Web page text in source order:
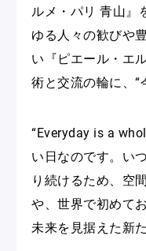
ルメ・パリ 青山』
ゆる人々の歓びや
い『ピエール・エ
術と交流の輪に、
“Everyday is a
い日なのです。い
り続けるため、空
や、世界で初めて
未来を見据えた新